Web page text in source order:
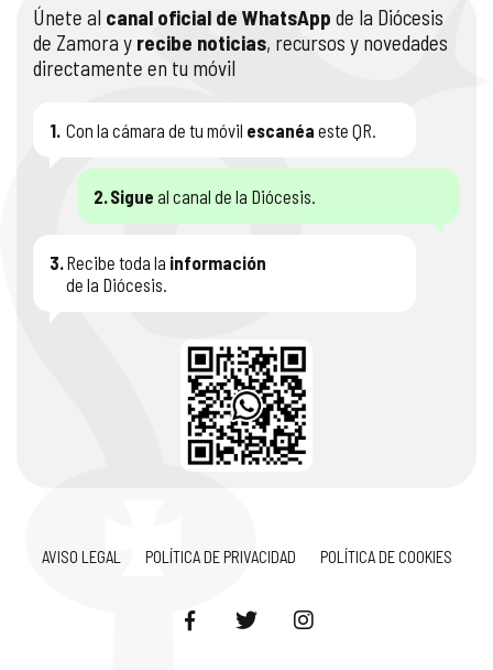
Únete al canal oficial de WhatsApp de la Diócesis
de Zamora y recibe noticias, recursos y novedades
directamente en tu móvil
1. Con la cámara de tu móvil escanéa este QR.
2.Sigue al canal de la Diócesis.
3.Recibe toda la información
de la Diócesis.
AVISO LEGAL POLÍTICA DE PRIVACIDAD POLÍTICA DE COOKIES
COMPLIANCE
RENDICIÓN CUENTAS ENTIDADES RELIGIOSAS
PREGUNTAS FRECUENTES
PASTORAL SAMARITANA
VIDA CONSAGRADA
IMÁGENES